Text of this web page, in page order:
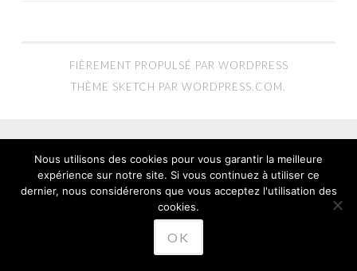
FIÈREMENT PROPULSÉ PAR WORDPRESS
THÈME SKETCH PAR WORDPRESS.COM
Nous utilisons des cookies pour vous garantir la meilleure
expérience sur notre site. Si vous continuez à utiliser ce
dernier, nous considérerons que vous acceptez l'utilisation des
cookies.
OK